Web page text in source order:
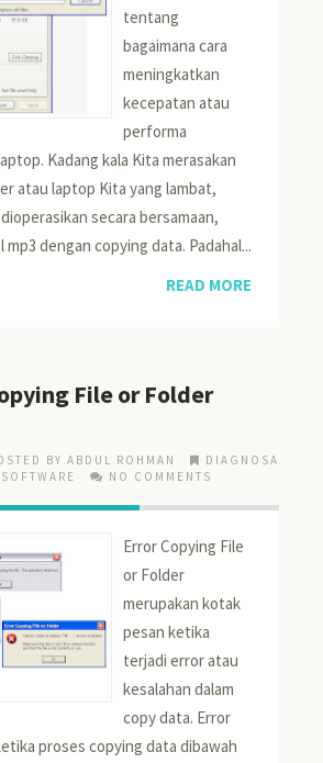
tentang
bagaimana cara
meningkatkan
kecepatan atau
performa
Kadang kala Kita merasakan
atau laptop Kita yang lambat,
secara bersamaan,
dengan copying data. Padahal...
READ MORE
File or Folder
BY ABDUL ROHMAN
DIAGNOSA
SOFTWARE NO COMMENTS
Error Copying File
or Folder
merupakan kotak
pesan ketika
terjadi error atau
kesalahan dalam
copy data. Error
proses copying data dibawah